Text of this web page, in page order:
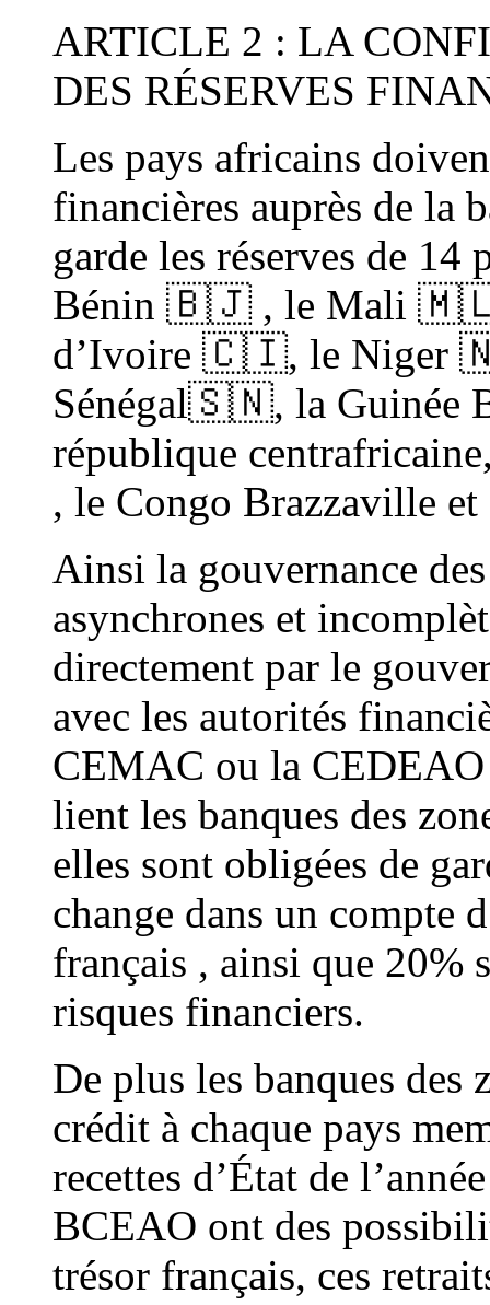
ARTICLE 2 : LA
DES RÉSERVES
Les pays africains
financières auprès de la
garde les réserves de
Bénin 🇧🇯 , le Mali
d’Ivoire 🇨🇮, le Niger
Sénégal🇸🇳, la Guinée
république
, le Congo Brazzaville
Ainsi la gouvernance
asynchrones et
directement par le
avec les autorités
CEMAC ou la
lient les banques des
elles sont obligées de
change dans un compte
français , ainsi que 20%
risques financiers.
De plus les banques
crédit à chaque pays
recettes d’État de
BCEAO ont des
trésor français, ces